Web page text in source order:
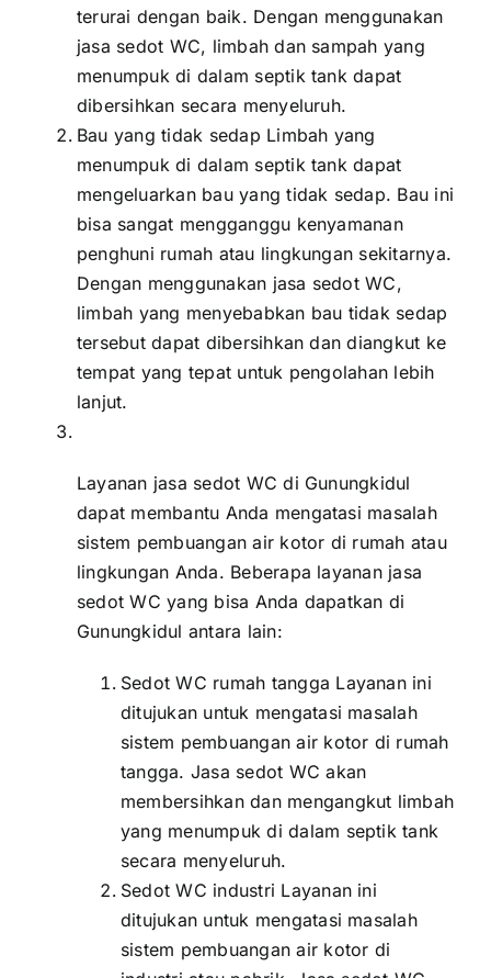
terurai dengan baik. Dengan menggunakan
jasa sedot WC, limbah dan sampah yang
menumpuk di dalam septik tank dapat
dibersihkan secara menyeluruh.
Bau yang tidak sedap Limbah yang
menumpuk di dalam septik tank dapat
mengeluarkan bau yang tidak sedap. Bau ini
bisa sangat mengganggu kenyamanan
penghuni rumah atau lingkungan sekitarnya.
Dengan menggunakan jasa sedot WC,
limbah yang menyebabkan bau tidak sedap
tersebut dapat dibersihkan dan diangkut ke
tempat yang tepat untuk pengolahan lebih
lanjut.
Layanan jasa sedot WC di Gunungkidul
dapat membantu Anda mengatasi masalah
sistem pembuangan air kotor di rumah atau
lingkungan Anda. Beberapa layanan jasa
sedot WC yang bisa Anda dapatkan di
Gunungkidul antara lain:
Sedot WC rumah tangga Layanan ini
ditujukan untuk mengatasi masalah
sistem pembuangan air kotor di rumah
tangga. Jasa sedot WC akan
membersihkan dan mengangkut limbah
yang menumpuk di dalam septik tank
secara menyeluruh.
Sedot WC industri Layanan ini
ditujukan untuk mengatasi masalah
sistem pembuangan air kotor di